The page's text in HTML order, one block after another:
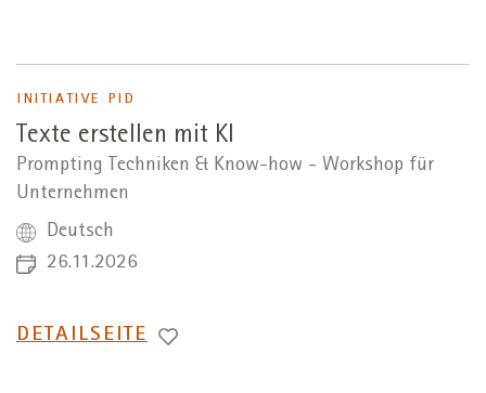
INITIATIVE PID
Texte erstellen mit KI
Prompting Techniken & Know-how - Workshop für
Unternehmen
Deutsch
26.11.2026
WECHSEL
DETAILSEITE